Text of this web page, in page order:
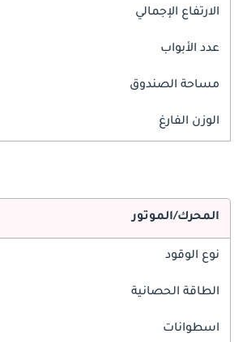
الارتفاع الإجمالي
عدد الأبواب
مساحة الصندوق
الوزن الفارغ
المحرك/الموتور
نوع الوقود
الطاقة الحصانية
اسطوانات